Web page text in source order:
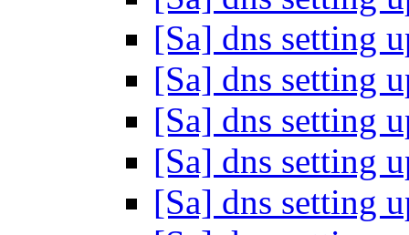
[Sa] dns setting
[Sa] dns setting
[Sa] dns setting
[Sa] dns setting
[Sa] dns setting